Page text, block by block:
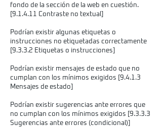
fondo de la sección de la web en cuestión.
[9.1.4.11 Contraste no textual]
Podrían existir algunas etiquetas o
instrucciones no etiquetadas correctamente
[9.3.3.2 Etiquetas o instrucciones]
Podrían existir mensajes de estado que no
cumplan con los mínimos exigidos [9.4.1.3
Mensajes de estado]
Podrían existir sugerencias ante errores que
no cumplan con los mínimos exigidos [9.3.3.3
Sugerencias ante errores (condicional)]